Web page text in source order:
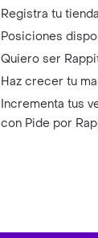
Registra tu tienda
Posiciones
Quiero ser
Haz crecer tu
Incrementa tus
con Pide por